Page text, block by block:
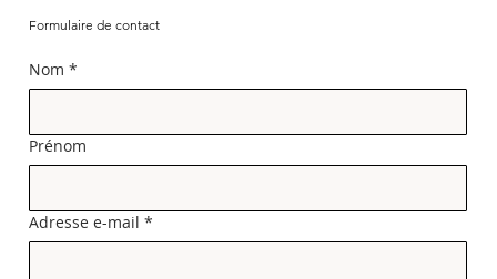
Formulaire de contact
Nom *
Prénom
Adresse e-mail *